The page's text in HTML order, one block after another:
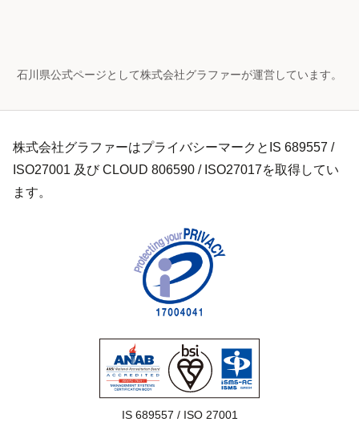
石川県公式ページとして株式会社グラファーが運営しています。
株式会社グラファーはプライバシーマークとIS 689557 /
ISO27001 及び CLOUD 806590 / ISO27017を取得してい
ます。
IS 689557 / ISO 27001